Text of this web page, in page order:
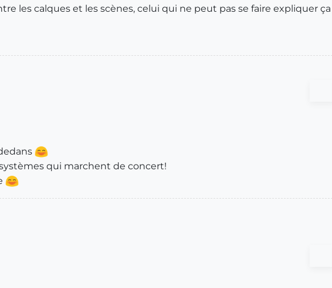
les calques et les scènes, celui qui ne peut pas se faire expliquer
qui marchent de concert!